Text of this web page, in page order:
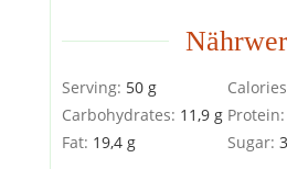
Serving: 50 g
Carbohydrates: 11,9 g Protein:
Fat: 19,4 g Sugar: